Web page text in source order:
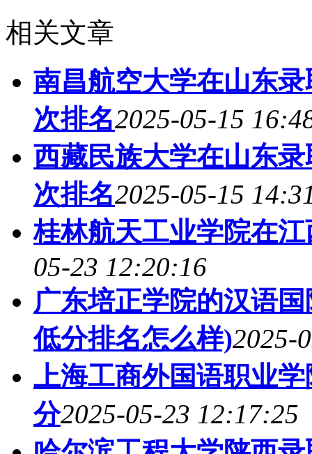
相关文章
南昌航空大学在山东
次排名2025-05-15
西藏民族大学在山东
次排名2025-05-15
桂林航天工业学院在
05-23 12:20:16
广东培正学院的汉语
低分排名怎么样)2025-
上海工商外国语职业
分2025-05-23 12:17:25